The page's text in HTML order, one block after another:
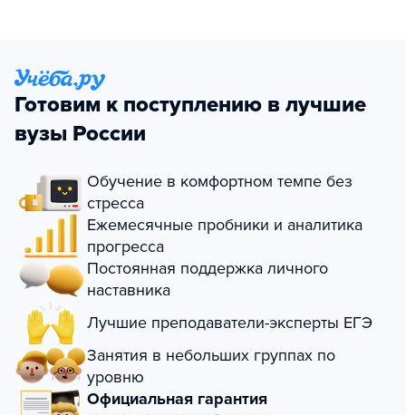
Готовим к поступлению в лучшие
вузы России
Обучение в комфортном темпе без
стресса
Ежемесячные пробники и аналитика
прогресса
Постоянная поддержка личного
наставника
Лучшие преподаватели-эксперты ЕГЭ
Занятия в небольших группах по
уровню
Официальная гарантия